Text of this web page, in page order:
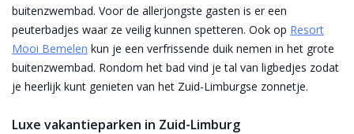
buitenzwembad. Voor de allerjongste gasten is er een
peuterbadjes waar ze veilig kunnen spetteren. Ook op Resort
Mooi Bemelen kun je een verfrissende duik nemen in het grote
buitenzwembad. Rondom het bad vind je tal van ligbedjes zodat
je heerlijk kunt genieten van het Zuid-Limburgse zonnetje.
Luxe vakantieparken in Zuid-Limburg